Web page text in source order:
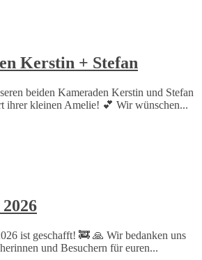
Kerstin + Stefan
beiden Kameraden Kerstin und Stefan
ihrer kleinen Amelie! 💕 Wir wünschen...
ist geschafft! 🚒 🙏 Wir bedanken uns
und Besuchern für euren...